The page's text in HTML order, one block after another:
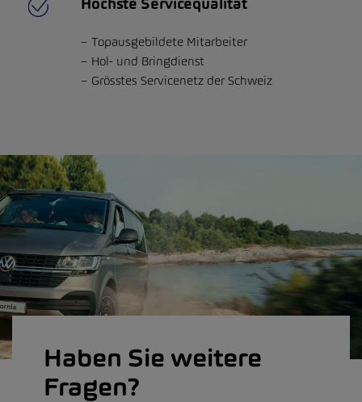
Höchste Servicequalität
Topausgebildete Mitarbeiter
Hol- und Bringdienst
Grösstes Servicenetz der Schweiz
Haben Sie weitere
Fragen?